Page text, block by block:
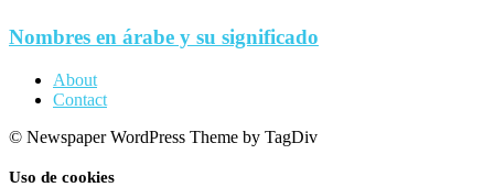
Nombres en árabe y su significado
About
Contact
© Newspaper WordPress Theme by TagDiv
Uso de cookies